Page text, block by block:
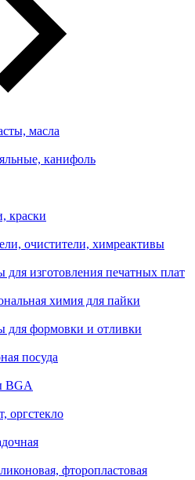
масла
канифоль
краски
очистители, химреактивы
для изготовления печатных плат
химия для пайки
для формовки и отливки
посуда
BGA
оргстекло
фторопластовая